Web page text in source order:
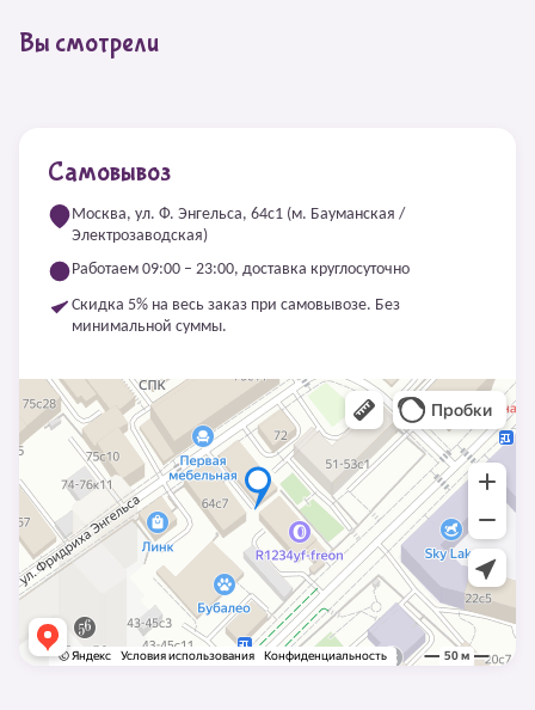
Вы смотрели
Самовывоз
Москва, ул. Ф. Энгельса, 64с1 (м. Бауманская /
Электрозаводская)
Работаем 09:00 – 23:00, доставка круглосуточно
Скидка 5% на весь заказ при самовывозе. Без
минимальной суммы.